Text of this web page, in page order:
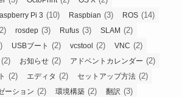
Pi 3 (10) Raspbian (3) ROS (14)
rosdep (3) Rufus (3) SLAM (2)
USBブート (2) vcstool (2) VNC (2)
(2) お知らせ (2) アドベントカレンダー (2)
(2) エディタ (2) セットアップ方法 (2)
ーション (2) 環境構築 (2) 翻訳 (3)